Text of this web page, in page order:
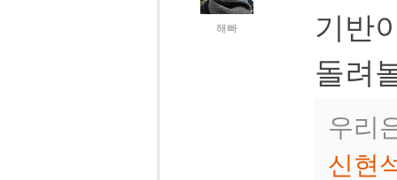
해빠
기반
돌려
우리
신현